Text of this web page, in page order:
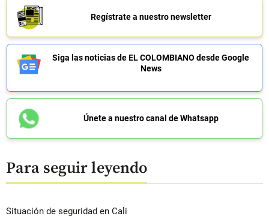
Regístrate a nuestro newsletter
Siga las noticias de EL COLOMBIANO desde Google
News
Únete a nuestro canal de Whatsapp
Para seguir leyendo
Situación de seguridad en Cali